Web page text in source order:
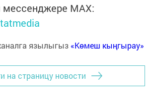
мессенджере MАХ:
язылыгыз «Көмеш кыңгырау»
на страницу новости